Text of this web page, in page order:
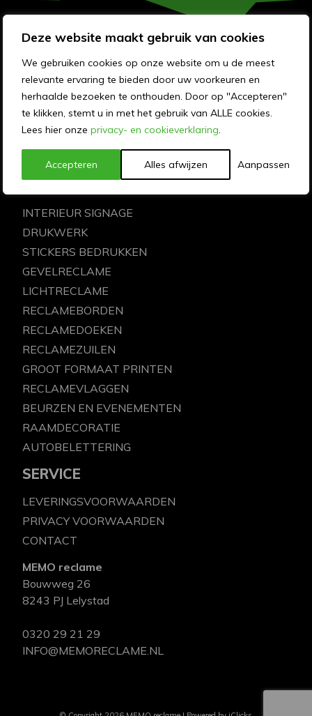
Deze website maakt gebruik van cookies
We gebruiken cookies op onze website om u de meest
relevante ervaring te bieden door uw voorkeuren en
herhaalde bezoeken te onthouden. Door op "Accepteren"
te klikken, stemt u in met het gebruik van ALLE cookies.
Lees hier onze privacy- en cookieverklaring
Aanpassen
Alles afwijzen
Accepteren
OVER MEMO RECLAME
OVER ONS
MEMO reclame ontwerpt, produceert, drukt en
monteert al 50 jaar communicatie-uitingen voor
mooie merken en organisaties door heel Nederland.
ONZE DIENSTEN
INTERIEUR SIGNAGE
DRUKWERK
STICKERS BEDRUKKEN
GEVELRECLAME
LICHTRECLAME
RECLAMEBORDEN
RECLAMEDOEKEN
RECLAMEZUILEN
GROOT FORMAAT PRINTEN
RECLAMEVLAGGEN
BEURZEN EN EVENEMENTEN
RAAMDECORATIE
AUTOBELETTERING
SERVICE
LEVERINGSVOORWAARDEN
PRIVACY VOORWAARDEN
CONTACT
MEMO reclame
Bouwweg 26
8243 PJ Lelystad
0320 29 21 29
INFO@MEMORECLAME.NL